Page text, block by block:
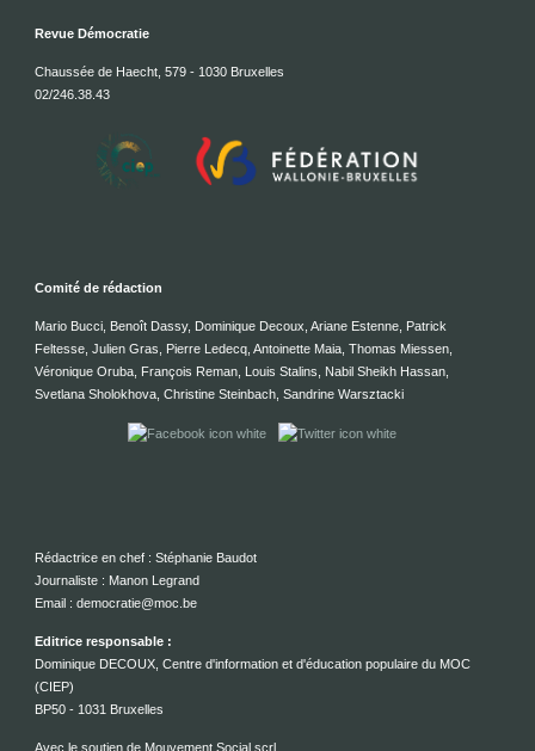
Revue Démocratie
Chaussée de Haecht, 579 - 1030 Bruxelles
02/246.38.43
Comité de rédaction
Mario Bucci, Benoît Dassy, Dominique Decoux, Ariane Estenne, Patrick
Feltesse, Julien Gras, Pierre Ledecq, Antoinette Maia, Thomas Miessen,
Véronique Oruba, François Reman, Louis Stalins, Nabil Sheikh Hassan,
Svetlana Sholokhova, Christine Steinbach, Sandrine Warsztacki
Rédactrice en chef : Stéphanie Baudot
Journaliste : Manon Legrand
Email : democratie@moc.be
Editrice responsable :
Dominique DECOUX, Centre d'information et d'éducation populaire du MOC
(CIEP)
BP50 - 1031 Bruxelles
Avec le soutien de Mouvement Social scrl